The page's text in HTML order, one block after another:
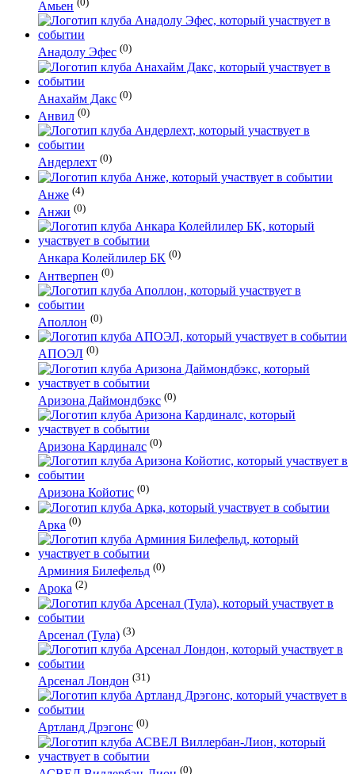
Амьен
Анадолу Эфес (0)
Анахайм Дакс (0)
Анвил (0)
Андерлехт (0)
Анже (4)
Анжи (0)
Анкара Колейлилер БК (0)
Антверпен (0)
Аполлон (0)
АПОЭЛ (0)
Аризона Даймондбэкс (0)
Аризона Кардиналс (0)
Аризона Койотис (0)
Арка (0)
Арминия Билефельд (0)
Арока (2)
Арсенал (Тула) (3)
Арсенал Лондон (31)
Артланд Дрэгонс (0)
(0)